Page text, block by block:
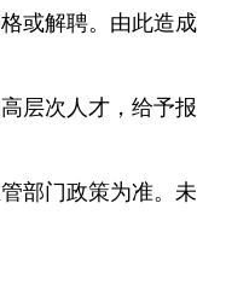
或解聘。由此造成
层次人才，给予报
部门政策为准。未